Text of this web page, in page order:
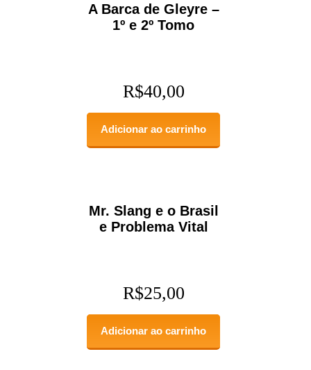
A Barca de Gleyre –
1º e 2º Tomo
R$40,00
Adicionar ao carrinho
Mr. Slang e o Brasil
e Problema Vital
R$25,00
Adicionar ao carrinho